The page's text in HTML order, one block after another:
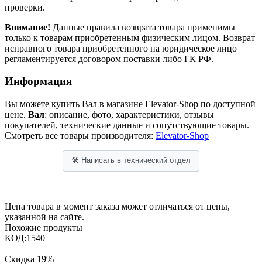
проверки.
Внимание! Данные правила возврата товара применимы
только к товарам приобретенным физическим лицом. Возврат
исправного товара приобретенного на юридическое лицо
регламентируется договором поставки либо ГК РФ.
Информация
Вы можете купить Вал в магазине Elevator-Shop по доступной
цене. Вал: описание, фото, характеристики, отзывы
покупателей, технические данные и сопутствующие товары.
Смотреть все товары производителя: Elevator-Shop
🛠 Написать в технический отдел
Цена товара в момент заказа может отличаться от цены,
указанной на сайте.
Похожие продукты
КОД:1540
Скидка 19%